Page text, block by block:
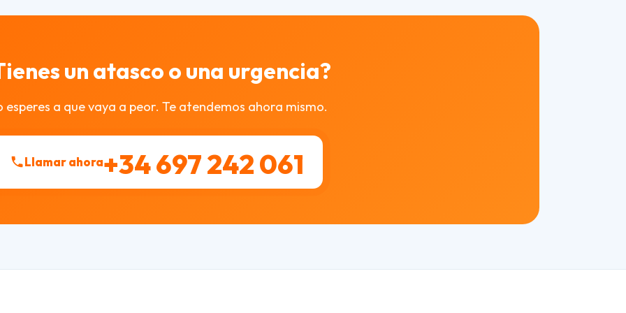
un atasco o una urgencia?
esperes a que vaya a peor. Te atendemos ahora mismo.
Llamar ahora+34 697 242 061